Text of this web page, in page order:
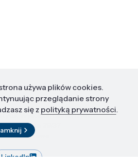
Wysokich Ciśnień PAN
Sokołowska 29/37
142 Warszawa
LinkedIn
używa plików cookies.
przeglądanie strony
się z polityką prywatności.